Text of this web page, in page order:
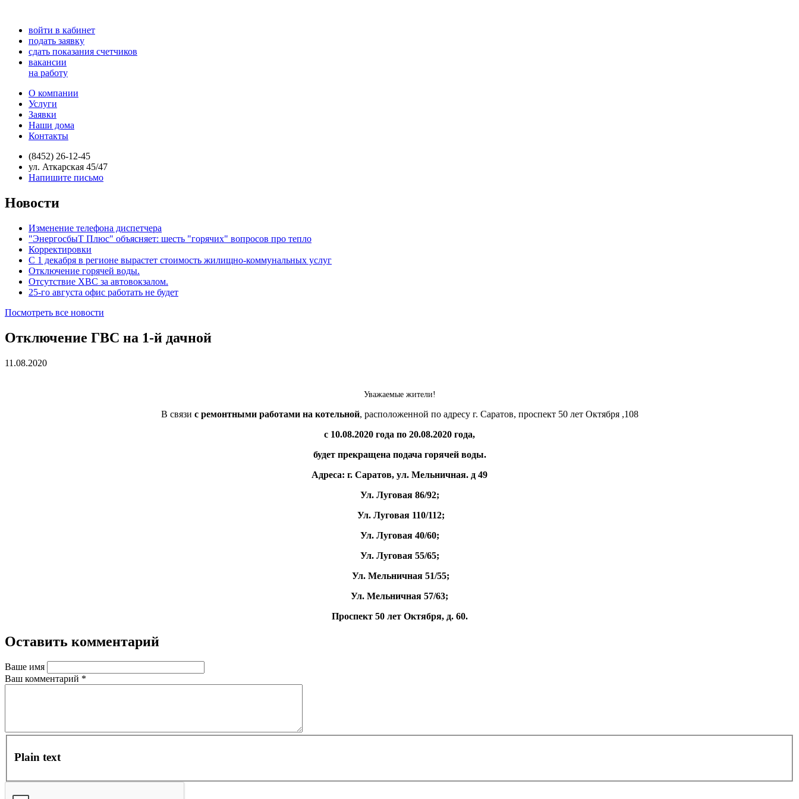
войти в кабинет
подать заявку
сдать показания счетчиков
вакансии
на работу
О компании
Услуги
Заявки
Наши дома
Контакты
(8452) 26-12-45
ул. Аткарская 45/47
Напишите письмо
Новости
Изменение телефона диспетчера
"ЭнергосбыТ Плюс" объясняет: шесть "горячих" вопросов про тепло
Корректировки
С 1 декабря в регионе вырастет стоимость жилищно-коммунальных услуг
Отключение горячей воды.
Отсутствие ХВС за автовокзалом.
25-го августа офис работать не будет
Посмотреть все новости
Отключение ГВС на 1-й дачной
11.08.2020
Уважаемые жители!
В связи с ремонтными работами на котельной, расположенной по адресу г. Саратов, проспект 50 лет Октября ,108
с 10.08.2020 года по 20.08.2020 года,
будет прекращена подача горячей воды.
Адреса: г. Саратов, ул. Мельничная. д 49
Ул. Луговая 86/92;
Ул. Луговая 110/112;
Ул. Луговая 40/60;
Ул. Луговая 55/65;
Ул. Мельничная 51/55;
Ул. Мельничная 57/63;
Проспект 50 лет Октября, д. 60.
Оставить комментарий
Ваше имя
Ваш комментарий *
Plain text